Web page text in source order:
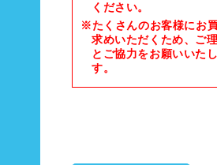
ください。
※たくさんのお客様にお
求めいただくため、ご
とご協力をお願いいた
す。